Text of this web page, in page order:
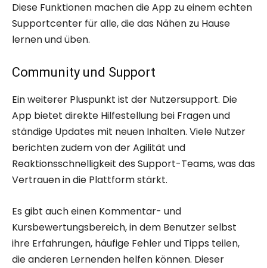
Diese Funktionen machen die App zu einem echten
Supportcenter für alle, die das Nähen zu Hause
lernen und üben.
Community und Support
Ein weiterer Pluspunkt ist der Nutzersupport. Die
App bietet direkte Hilfestellung bei Fragen und
ständige Updates mit neuen Inhalten. Viele Nutzer
berichten zudem von der Agilität und
Reaktionsschnelligkeit des Support-Teams, was das
Vertrauen in die Plattform stärkt.
Es gibt auch einen Kommentar- und
Kursbewertungsbereich, in dem Benutzer selbst
ihre Erfahrungen, häufige Fehler und Tipps teilen,
die anderen Lernenden helfen können. Dieser